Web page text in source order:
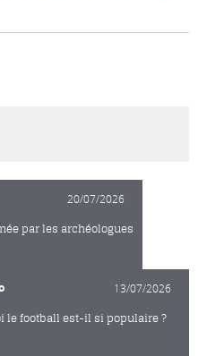
20/07/2026
par les archéologues
13/07/2026
le football est-il si populaire ?